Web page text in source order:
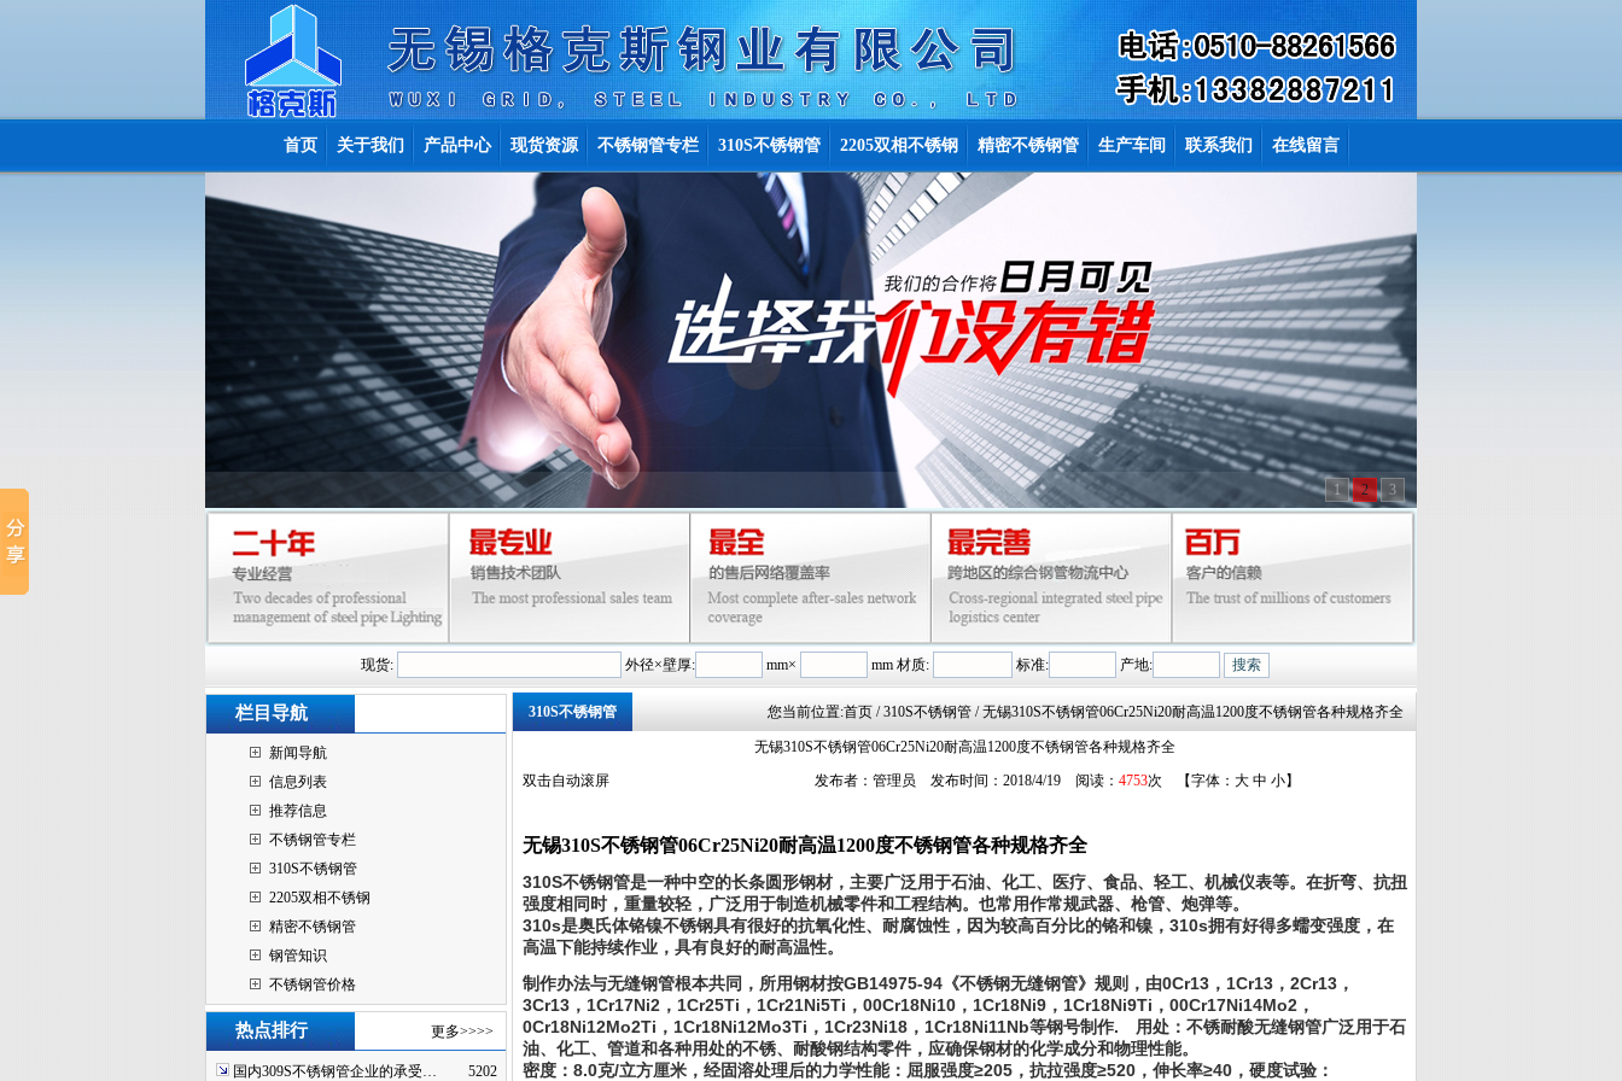
首页 关于我们 产品中心 现货资源 不锈钢管专栏 310S不锈钢管 2205双相不锈钢 精密不锈钢管 生产车间 联系我们 在线留言
1 2 3
现货: 外径×壁厚: mm× mm 材质: 标准: 产地:
栏目导航
新闻导航
信息列表
推荐信息
不锈钢管专栏
310S不锈钢管
2205双相不锈钢
精密不锈钢管
钢管知识
不锈钢管价格
热点排行 更多>>>>
国内309S不锈钢管企业的承受…
5202
310S不锈钢管 您当前位置:首页 / 310S不锈钢管 / 无锡310S不锈钢管06Cr25Ni20耐高温1200度不锈钢管各种规格齐全
无锡310S不锈钢管06Cr25Ni20耐高温1200度不锈钢管各种规格齐全
双击自动滚屏
发布者：管理员 发布时间：2018/4/19 阅读： 4753次 【字体： 大 中 小】
无锡310S不锈钢管06Cr25Ni20耐高温1200度不锈钢管各种规格齐全
310S不锈钢管是一种中空的长条圆形钢材，主要广泛用于石油、化工、医疗、食品、轻工、机械仪表等。在折弯、抗扭
强度相同时，重量较轻，广泛用于制造机械零件和工程结构。也常用作常规武器、枪管、炮弹等。
310s是奥氏体铬镍不锈钢具有很好的抗氧化性、耐腐蚀性，因为较高百分比的铬和镍，310s拥有好得多蠕变强度，在
高温下能持续作业，具有良好的耐高温性。
制作办法与无缝钢管根本共同，所用钢材按GB14975-94《不锈钢无缝钢管》规则，由0Cr13，1Cr13，2Cr13，
3Cr13，1Cr17Ni2，1Cr25Ti，1Cr21Ni5Ti，00Cr18Ni10，1Cr18Ni9，1Cr18Ni9Ti，00Cr17Ni14Mo2，
0Cr18Ni12Mo2Ti，1Cr18Ni12Mo3Ti，1Cr23Ni18，1Cr18Ni11Nb等钢号制作. 用处：不锈耐酸无缝钢管广泛用于石
油、化工、管道和各种用处的不锈、耐酸钢结构零件，应确保钢材的化学成分和物理性能。
密度：8.0克/立方厘米，经固溶处理后的力学性能：屈服强度≥205，抗拉强度≥520，伸长率≥40，硬度试验：